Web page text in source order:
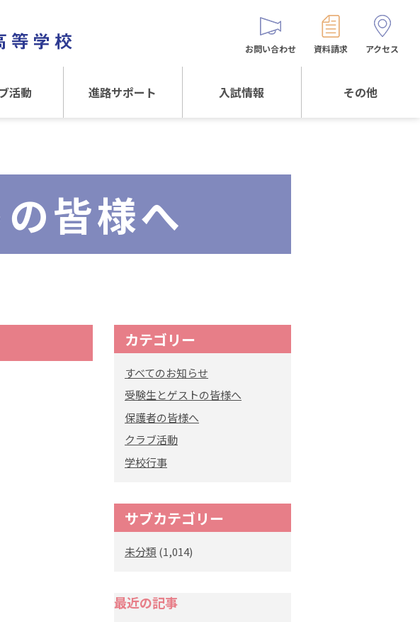
活動
ラブ
進路サポート
大阪体育大学
内部進学について
入試情報 その他
お問い合わせ 資料請求 アクセス
皆様へ
カテゴリー
すべてのお知らせ
受験生とゲストの皆様へ
保護者の皆様へ
クラブ活動
学校行事
サブカテゴリー
未分類 (1,014)
最近の記事